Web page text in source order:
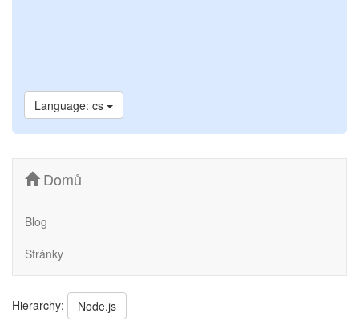
Language: cs
Domů
Blog
Stránky
Hierarchy:
Node.js